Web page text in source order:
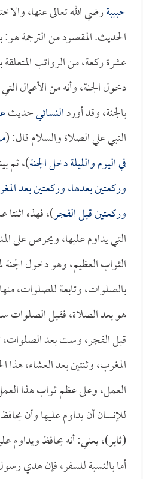
حبيبةرضي الله تعالى عنها،
الحديث. المقصود من الترجمة هو:
عشرة ركعة، من الرواتب
دخول الجنة، وأنه من الأعمال
بالجنة، وقد أوردالنسائيحديث
النبي علي الصلاة والسلام قال: (
في اليوم والليلة دخل الجنة)، ثم
وركعتين بعدها، وركعتين بعد
وركعتين قبل الفجر)، فهذه اثنتا
التي يداوم عليها، ويحرص على
الثواب العظيم، وهو دخول
بالصلوات، وتابعة للصلوات،
هو بعد الصلاة، فقبل الصلوات
قبل الفجر، وست بعد الصلوات،
المغرب، وثنتين بعد العشاء،
العمل، وعلى عظم ثواب هذا
للإنسان أن يداوم عليها وأن
(ثابر)، يعني: أنه يحافظ ويداوم
أما بالنسبة للسفر، فإن هدي